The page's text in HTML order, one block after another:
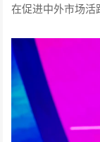
在促进中外市场活